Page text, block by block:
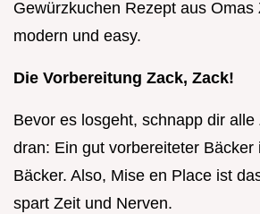
Gewürzkuchen Rezept aus Omas
modern und easy.
Die Vorbereitung Zack, Zack!
Bevor es losgeht, schnapp dir
dran: Ein gut vorbereiteter Bäcker
Bäcker. Also, Mise en Place ist
spart Zeit und Nerven.